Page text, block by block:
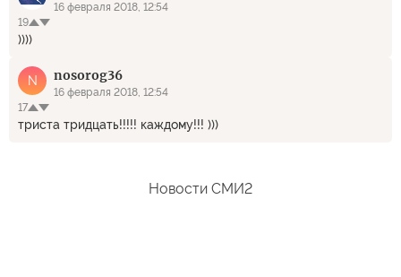
16 февраля 2018, 12:54
19
))))
N nosorog36
16 февраля 2018, 12:54
17
триста тридцать!!!!! каждому!!! )))
Новости СМИ2